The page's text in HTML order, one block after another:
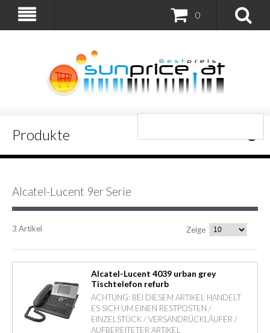
0
Produkte
Alcatel-Lucent 9er Serie
3 Artikel Zeige
Alcatel-Lucent 4039 urban grey
Tischtelefon refurb
ACHTUNG: BEI DIESEM ARTIKEL HANDELT
ES SICH UM EINEN RESTPOSTEN /
EINZELSTÜCK / VERSANDRÜCKLÄUFER /
AUFBEREITETER ARTIKEL